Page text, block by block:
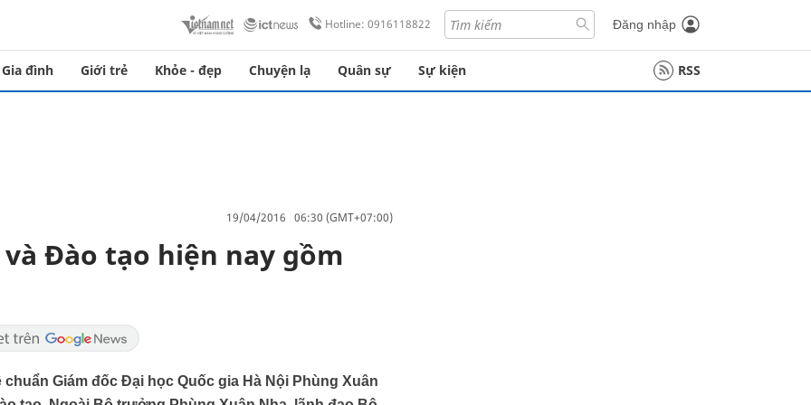
Hotline: 0916118822 Đăng nhập
Gia đình Giới trẻ Khỏe - đẹp Chuyện lạ Quân sự Sự kiện RSS
19/04/2016 06:30 (GMT+07:00)
Đào tạo hiện nay gồm
Giám đốc Đại học Quốc gia Hà Nội Phùng Xuân